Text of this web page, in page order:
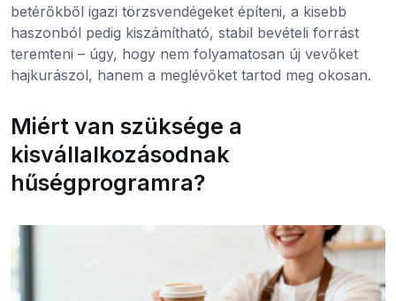
betérőkből igazi törzsvendégeket építeni, a kisebb
haszonból pedig kiszámítható, stabil bevételi forrást
teremteni – úgy, hogy nem folyamatosan új vevőket
hajkurászol, hanem a meglévőket tartod meg okosan.
Miért van szüksége a
kisvállalkozásodnak
hűségprogramra?